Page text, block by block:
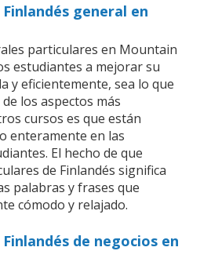
general en
particulares en Mountain
estudiantes a mejorar su
y eficientemente, sea lo que
los aspectos más
cursos es que están
enteramente en las
El hecho de que
de Finlandés significa
palabras y frases que
cómodo y relajado.
de negocios en